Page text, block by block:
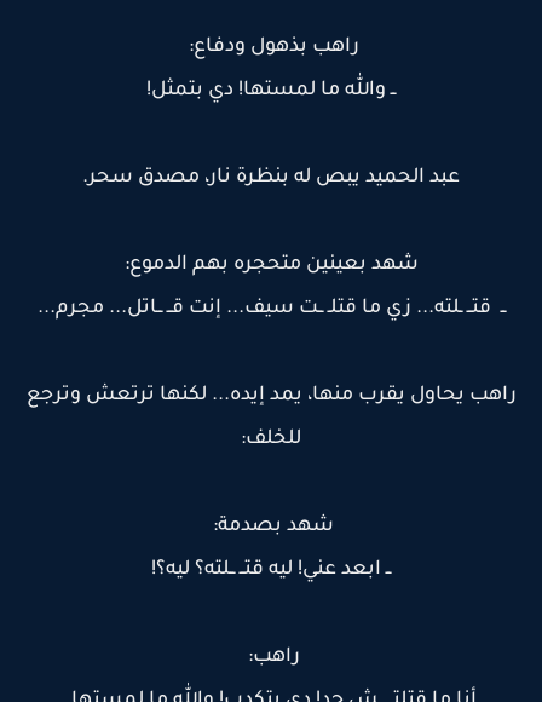
راهب بذهول ودفاع:
ــ والله ما لمستها! دي بتمثل!
عبد الحميد يبص له بنظرة نار، مصدق سحر.
شهد بعينين متحجره بهم الدموع:
ــ قتــ ـلته... زي ما قتلـ ــت سيف... إنت قــ ــاتل... مجرم...
راهب يحاول يقرب منها، يمد إيده... لكنها ترتعش وترجع
للخلف:
شهد بصدمة:
ــ ابعد عني! ليه قتــ ــلته؟ ليه؟!
راهب: